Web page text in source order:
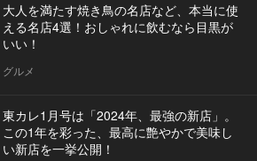
大人を満たす焼き鳥の名店など、本当に使
える名店4選！おしゃれに飲むなら目黒が
いい！
グルメ
東カレ1月号は「2024年、最強の新店」。
この1年を彩った、最高に艶やかで美味し
い新店を一挙公開！